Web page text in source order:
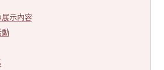
示内容